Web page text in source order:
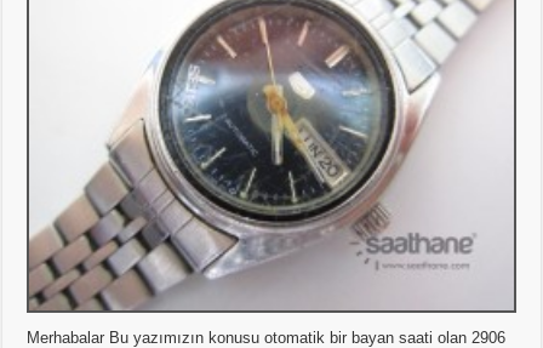
Merhabalar Bu yazımızın konusu otomatik bir bayan saati olan 2906